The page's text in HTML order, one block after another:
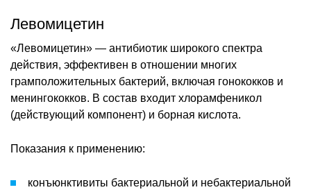
Левомицетин
«Левомицетин» — антибиотик широкого спектра
действия, эффективен в отношении многих
грамположительных бактерий, включая гонококков и
менингококков. В состав входит хлорамфеникол
(действующий компонент) и борная кислота.
Показания к применению:
конъюнктивиты бактериальной и небактериальной